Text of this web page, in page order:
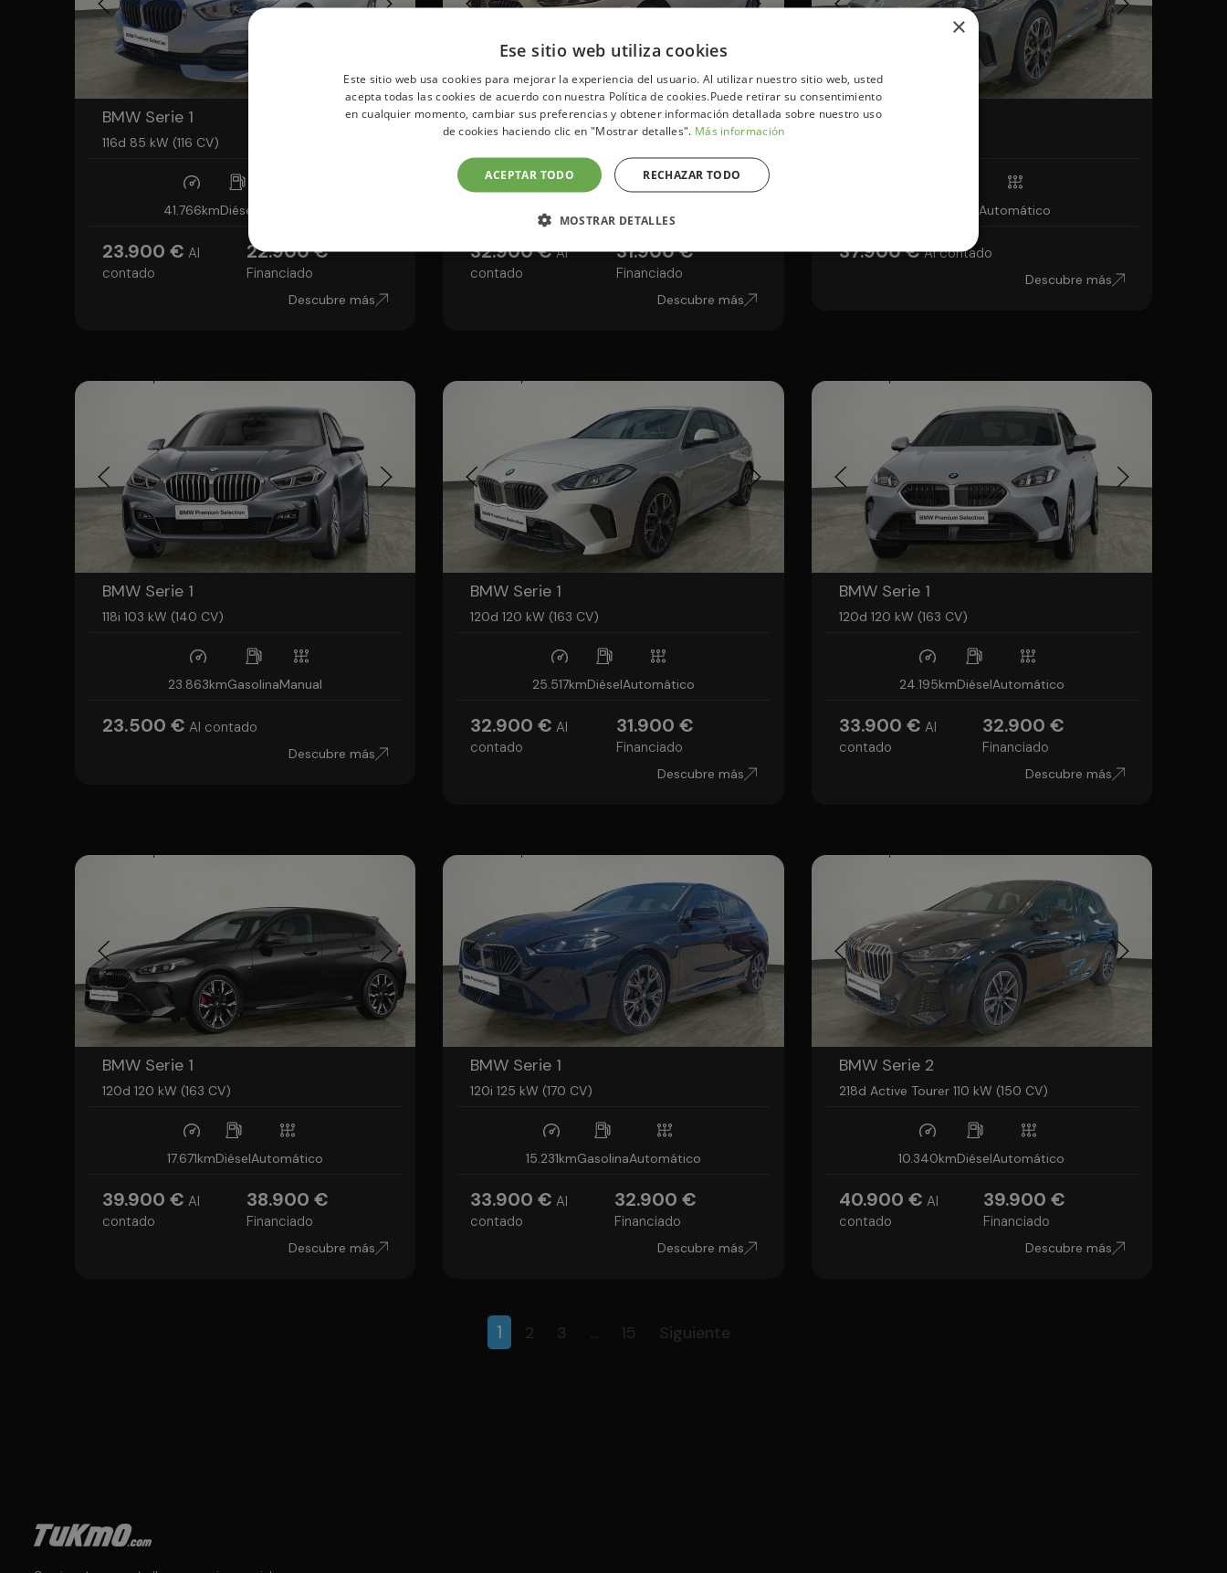
BMW Serie 1
116d 85 kW (116 CV)
41.766kmDiésel
23.900 € Al
contado
22.900 €
Financiado
Descubre más
BMW Serie 1
15km
32.900 €Al
contado
31.900 €
Financiado
Descubre más
BMW Serie 1
DiéselAutomático
37.900 €Al contado
Descubre más
BMW Serie 1
118i 103 kW (140 CV)
23.863kmGasolinaManual
23.500 € Al contado
Descubre más
BMW Serie 1
120d 120 kW (163 CV)
25.517kmDiéselAutomático
32.900 € Al
contado
31.900 €
Financiado
Descubre más
BMW Serie 1
120d 120 kW (163 CV)
24.195kmDiéselAutomático
33.900 € Al
contado
32.900 €
Financiado
Descubre más
BMW Serie 1
120d 120 kW (163 CV)
17.671kmDiéselAutomático
39.900 € Al
contado
38.900 €
Financiado
Descubre más
BMW Serie 1
120i 125 kW (170 CV)
15.231kmGasolinaAutomático
33.900 € Al
contado
32.900 €
Financiado
Descubre más
BMW Serie 2
218d Active Tourer 110 kW (150 CV)
10.340kmDiéselAutomático
40.900 € Al
contado
39.900 €
Financiado
Descubre más
1 2 3 15 Siguiente
×
Ese sitio web utiliza cookies
Este sitio web usa cookies para mejorar la experiencia del usuario. Al utilizar nuestro sitio web, usted
acepta todas las cookies de acuerdo con nuestra Política de cookies.Puede retirar su consentimiento
en cualquier momento, cambiar sus preferencias y obtener información detallada sobre nuestro uso
de cookies haciendo clic en "Mostrar detalles". Más información
ACEPTAR TODO RECHAZAR TODO
MOSTRAR DETALLES